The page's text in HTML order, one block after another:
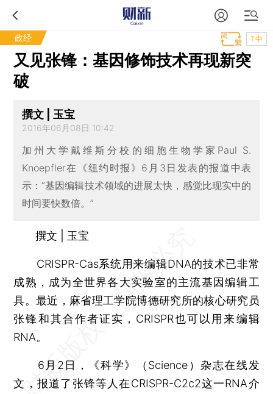
政经 T中
又见张锋：基因修饰技术再现新突
破
撰文 | 玉宝
2016年06月08日 10:42
加州大学戴维斯分校的细胞生物学家Paul S.
Knoepfler在《纽约时报》6月3日发表的报道中表
示：“基因编辑技术领域的进展太快，感觉比现实中的
时间要快数倍。”
撰文 | 玉宝
CRISPR-Cas系统用来编辑DNA的技术已非常
成熟，成为全世界各大实验室的主流基因编辑工
具。最近，麻省理工学院博德研究所的核心研究员
张锋和其合作者证实，CRISPR也可以用来编辑
RNA。
6月2日，《科学》（Science）杂志在线发
文，报道了张锋等人在CRISPR-C2c2这一RNA介